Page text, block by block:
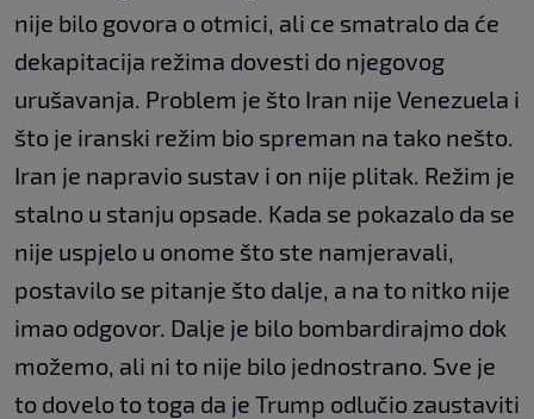
nije bilo govora o otmici, ali ce smatralo da će
dekapitacija režima dovesti do njegovog
urušavanja. Problem je što Iran nije Venezuela i
što je iranski režim bio spreman na tako nešto.
Iran je napravio sustav i on nije plitak. Režim je
stalno u stanju opsade. Kada se pokazalo da se
nije uspjelo u onome što ste namjeravali,
postavilo se pitanje što dalje, a na to nitko nije
imao odgovor. Dalje je bilo bombardirajmo dok
možemo, ali ni to nije bilo jednostrano. Sve je
to dovelo to toga da je Trump odlučio zaustaviti